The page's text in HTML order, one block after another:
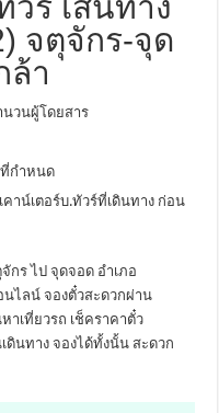
ร์ เส้นทาง
จตุจักร-จุด
ล้า
นวนผู้โดยสาร
ที่กำหนด
าน์เตอร์บ.ทัวร์ที่เดินทาง ก่อน
กร ไป จุดจอด อำเภอ
นไลน์ จองตั๋วสะดวกผ่าน
าเที่ยวรถ เช็คราคาตั๋ว
ดินทาง จองได้ทั้งนั้น สะดวก